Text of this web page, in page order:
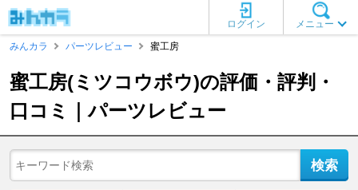
メニュー
ログイン
みんカラ
パーツレビュー 蜜工房
蜜工房(ミツコウボウ)の評価・評判・
口コミ｜パーツレビュー